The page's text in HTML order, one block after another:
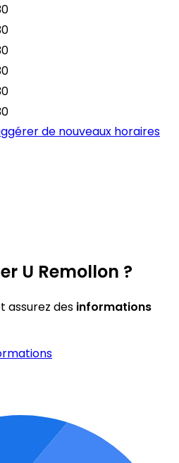
de nouveaux horaires
U Remollon ?
assurez des informations